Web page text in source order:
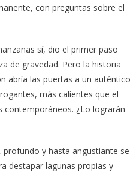
con preguntas sobre el
sí, dio el primer paso
de gravedad. Pero la historia
abría las puertas a un auténtico
más calientes que el
contemporáneos. ¿Lo lograrán
y hasta angustiante se
destapar lagunas propias y